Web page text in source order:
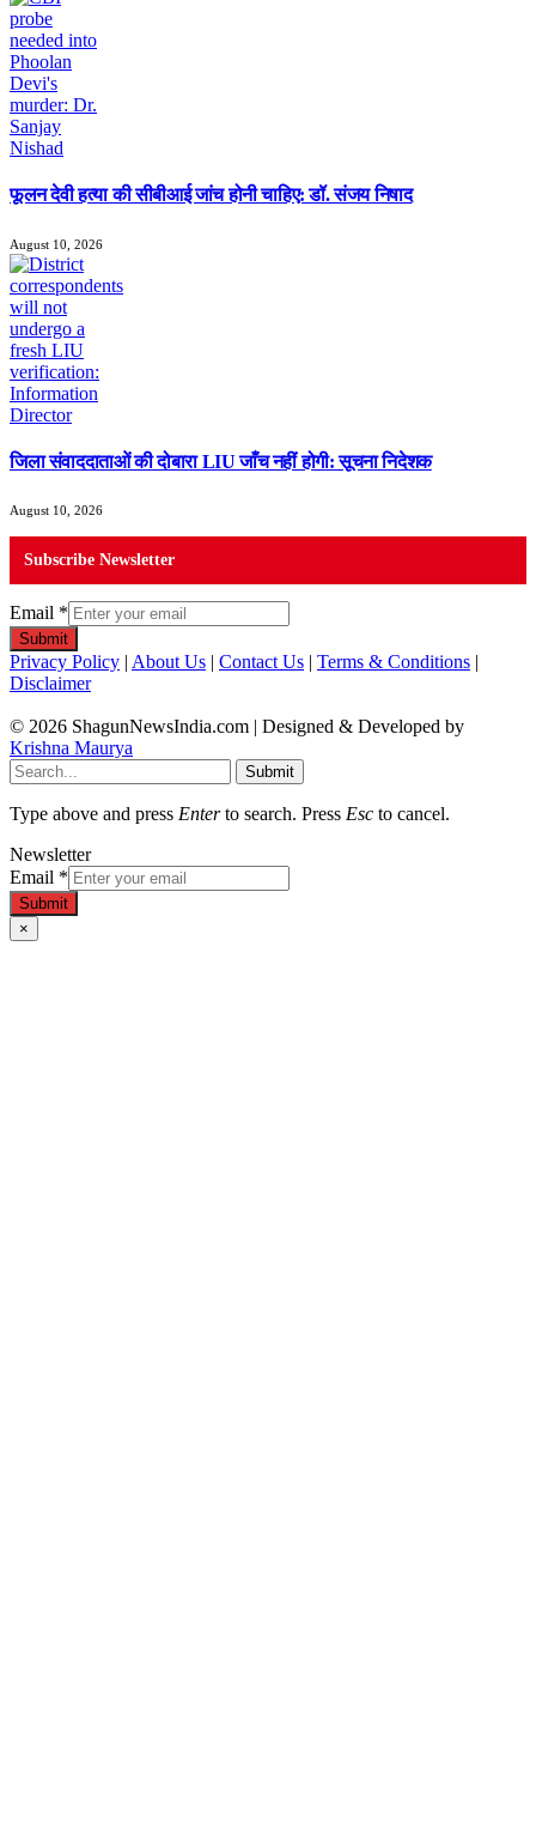
फूलन देवी हत्या की सीबीआई जांच होनी चाहिए: डॉ. संजय निषाद
August 10, 2026
जिला संवाददाताओं की दोबारा LIU जाँच नहीं होगी: सूचना निदेशक
August 10, 2026
Subscribe Newsletter
Email *
Submit
Privacy Policy | About Us | Contact Us | Terms & Conditions |
Disclaimer
© 2026 ShagunNewsIndia.com | Designed & Developed by
Krishna Maurya
Submit
Type above and press Enterto search. Press Esc to cancel.
Newsletter
Email *
Submit
×